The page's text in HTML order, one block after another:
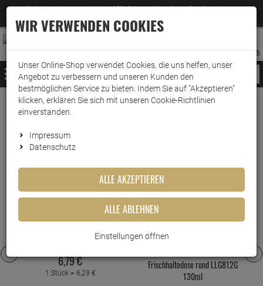
Jetzt für den Newsletter entscheiden und 5% Rabatt auf Ihre nächste Bestellung erhalten
–Zum Newsletter
ANMELDEN
AUFKLAPPEN
MERKZETTEL
WARENKORB:
MENÜ
www.wark24.de Küche & Haushalt Aufbewahrung lock&lock
Lock&Lock Frischhaltedose
HPL818 1,9L
6,79€
1 Stück = 6,29 €
Frischhaltedose rund LLG812G
130ml
WIR VERWENDEN COOKIES
Unser Online-Shop verwendet Cookies, die uns helfen, unser
Angebot zu verbessern und unseren Kunden den
bestmöglichen Service zu bieten. Indem Sie auf "Akzeptieren"
klicken, erklären Sie sich mit unseren Cookie-Richtlinien
einverstanden.
Impressum
Datenschutz
ALLE AKZEPTIEREN
ALLE ABLEHNEN
Einstellungen öffnen